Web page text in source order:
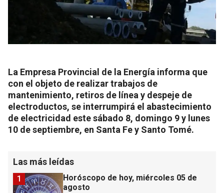
La Empresa Provincial de la Energía informa que
con el objeto de realizar trabajos de
mantenimiento, retiros de línea y despeje de
electroductos, se interrumpirá el abastecimiento
de electricidad este sábado 8, domingo 9 y lunes
10 de septiembre, en Santa Fe y Santo Tomé.
Las más leídas
Horóscopo de hoy, miércoles 05 de
agosto
1